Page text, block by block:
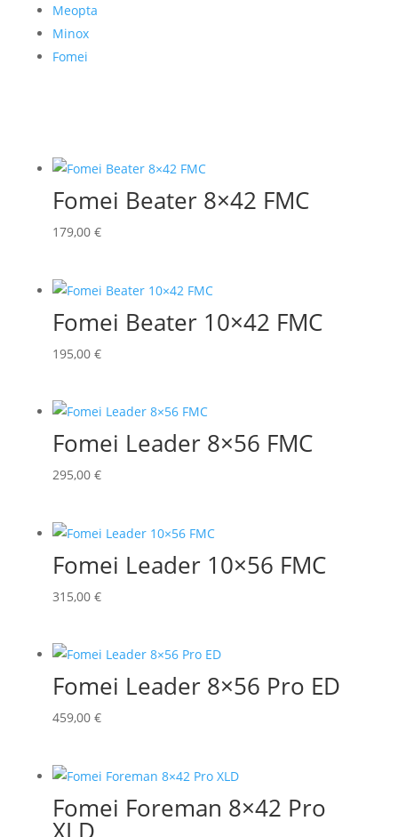
Meopta
Minox
Fomei
Fomei Beater 8×42 FMC
179,00 €
Fomei Beater 10×42 FMC
195,00 €
Fomei Leader 8×56 FMC
295,00 €
Fomei Leader 10×56 FMC
315,00 €
Fomei Leader 8×56 Pro ED
459,00 €
Fomei Foreman 8×42 Pro